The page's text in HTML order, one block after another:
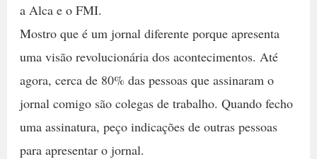
a Alca e o FMI.
Mostro que é um jornal diferente porque apresenta
uma visão revolucionária dos acontecimentos. Até
agora, cerca de 80% das pessoas que assinaram o
jornal comigo são colegas de trabalho. Quando fecho
uma assinatura, peço indicações de outras pessoas
para apresentar o jornal.